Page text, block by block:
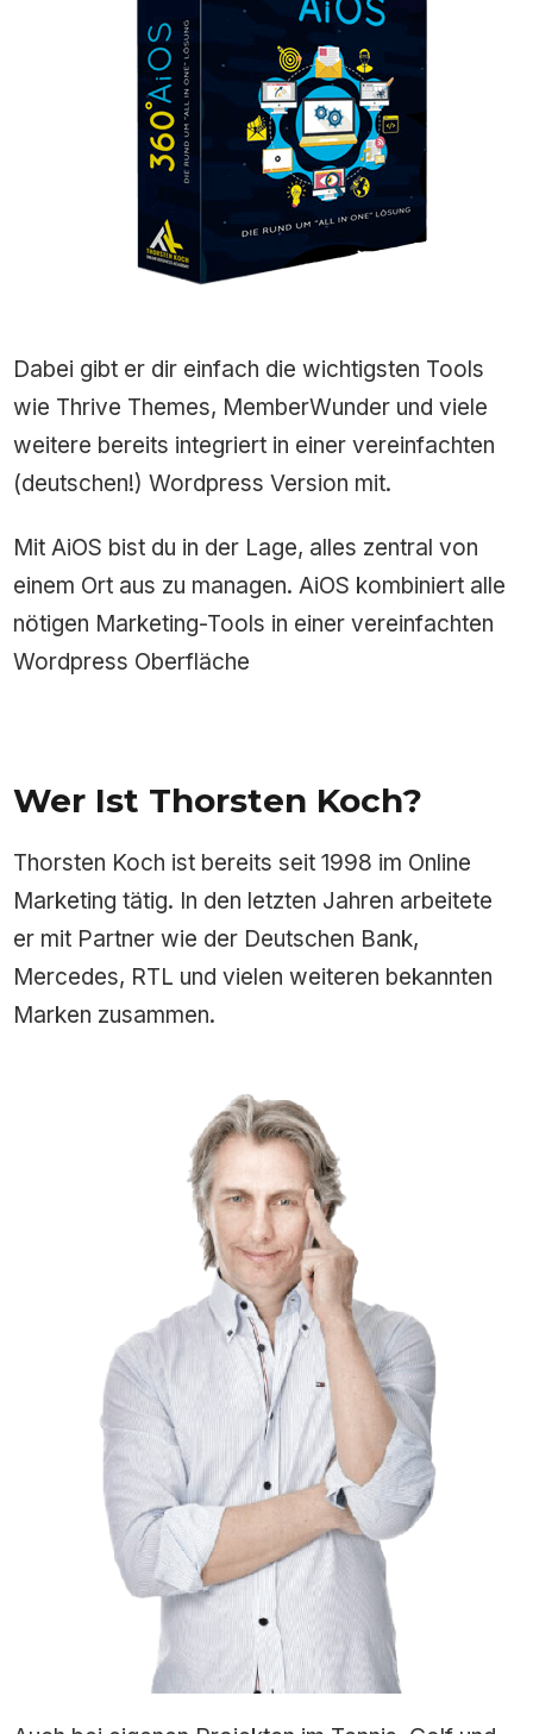
Dabei gibt er dir einfach die wichtigsten Tools
wie Thrive Themes, MemberWunder und viele
weitere bereits integriert in einer vereinfachten
(deutschen!) Wordpress Version mit.
Mit AiOS bist du in der Lage, alles zentral von
einem Ort aus zu managen. AiOS kombiniert alle
nötigen Marketing-Tools in einer vereinfachten
Wordpress Oberfläche
Wer Ist Thorsten Koch?
Thorsten Koch ist bereits seit 1998 im Online
Marketing tätig. In den letzten Jahren arbeitete
er mit Partner wie der Deutschen Bank,
Mercedes, RTL und vielen weiteren bekannten
Marken zusammen.